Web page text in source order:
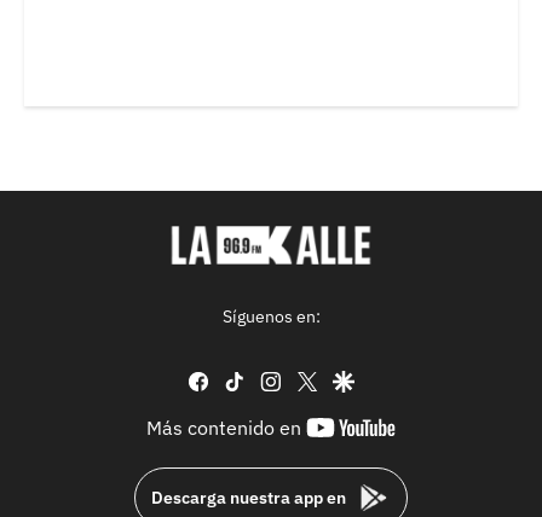
Síguenos en:
facebook
tiktok instagram
twittergoogle
Más contenido en
youtube-
Descarga nuestra app en